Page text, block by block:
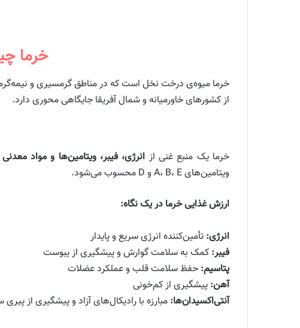
خرما
خرما میوه‌ی درخت نخل است که در مناطق گرمسیری و
از کشورهای خاورمیانه و شمال آفریقا جایگاهی محوری دارد.
خرما یک منبع غنی از انرژی، فیبر، ویتامین‌ها و مواد معدنی
ویتامین‌های A، B، E و D محسوب می‌شود.
ارزش غذایی خرما در یک نگاه:
انرژی: تأمین‌کننده انرژی سریع و پایدار
فیبر: کمک به سلامت گوارش و پیشگیری از یبوست
پتاسیم: حفظ سلامت قلب و عملکرد عضلات
آهن: پیشگیری از کم‌خونی
آنتی‌اکسیدان‌ها: مبارزه با رادیکال‌های آزاد و پیشگیری از پیری